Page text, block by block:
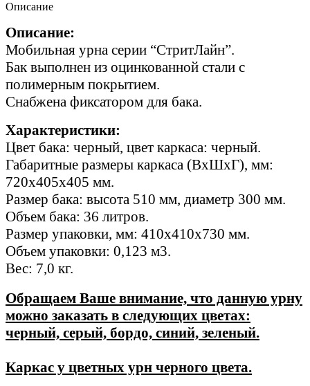
Описание
Описание:
Мобильная урна серии “СтритЛайн”.
Бак выполнен из оцинкованной стали с
полимерным покрытием.
Снабжена фиксатором для бака.
Характеристики:
Цвет бака: черный, цвет каркаса: черный.
Габаритные размеры каркаса (ВхШхГ), мм:
720х405х405 мм.
Размер бака: высота 510 мм, диаметр 300 мм.
Объем бака: 36 литров.
Размер упаковки, мм: 410х410х730 мм.
Объем упаковки: 0,123 м3.
Вес: 7,0 кг.
Обращаем Ваше внимание, что данную урну
можно заказать в следующих цветах:
черный, серый, бордо, синий, зеленый.
Каркас у цветных урн черного цвета.